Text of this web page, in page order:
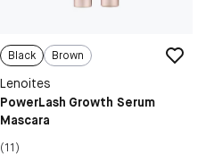
Black Brown
Lenoites
PowerLash Growth Serum
Mascara
(11)